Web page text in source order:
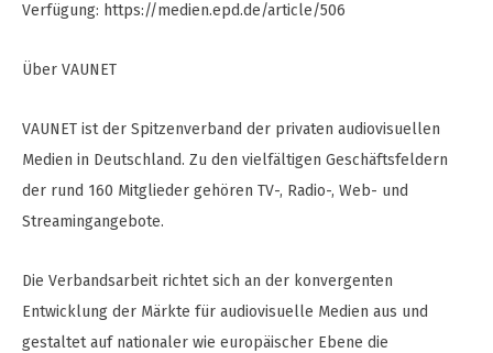
Verfügung: https://medien.epd.de/article/506
Über VAUNET
VAUNET ist der Spitzenverband der privaten audiovisuellen
Medien in Deutschland. Zu den vielfältigen Geschäftsfeldern
der rund 160 Mitglieder gehören TV-, Radio-, Web- und
Streamingangebote.
Die Verbandsarbeit richtet sich an der konvergenten
Entwicklung der Märkte für audiovisuelle Medien aus und
gestaltet auf nationaler wie europäischer Ebene die